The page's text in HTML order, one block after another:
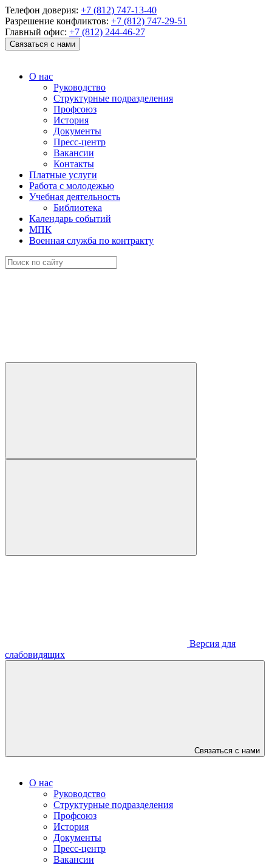
Телефон доверия: +7 (812) 747-13-40
Разрешение конфликтов: +7 (812) 747-29-51
Главный офис: +7 (812) 244-46-27
Связаться с нами
О нас
Руководство
Структурные подразделения
Профсоюз
История
Документы
Пресс-центр
Вакансии
Контакты
Платные услуги
Работа с молодежью
Учебная деятельность
Библиотека
Календарь событий
МПК
Военная служба по контракту
Версия для
слабовидящих
Связаться с нами
О нас
Руководство
Структурные подразделения
Профсоюз
История
Документы
Пресс-центр
Вакансии